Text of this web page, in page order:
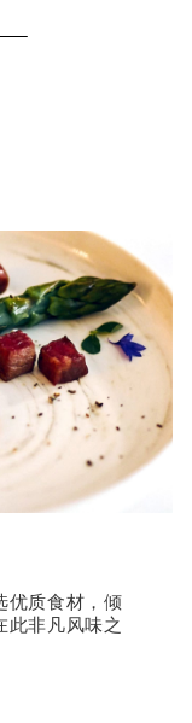
优质食材，倾
此非凡风味之